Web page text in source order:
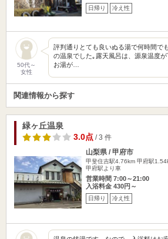
日帰り 冷え性
50代～
女性
評判通りとても良いぬる湯で何時間で
の温泉でした｡露天風呂は、源泉温度
お湯が…
関連情報から探す
緑ヶ丘温泉
3.0点/ 3 件
山梨県 / 甲府市
甲斐住吉駅4.76km 甲府駅
甲府駅より車
営業時間 7:00～21:00
入浴料金 430円～
日帰り 冷え性